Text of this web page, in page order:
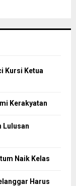
Kursi Ketua
Kerakyatan
Lulusan
Naik Kelas
Harus